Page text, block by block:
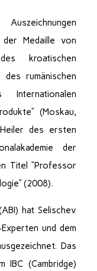
der Medaille von
kroatischen
des rumänischen
Internationalen
(Moskau,
des ersten
der
Titel “Professor
(2008).
hat Selischev
und dem
Das
IBC (Cambridge)